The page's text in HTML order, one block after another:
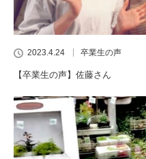
2023.4.24 卒業生の声
【卒業生の声】佐藤さん